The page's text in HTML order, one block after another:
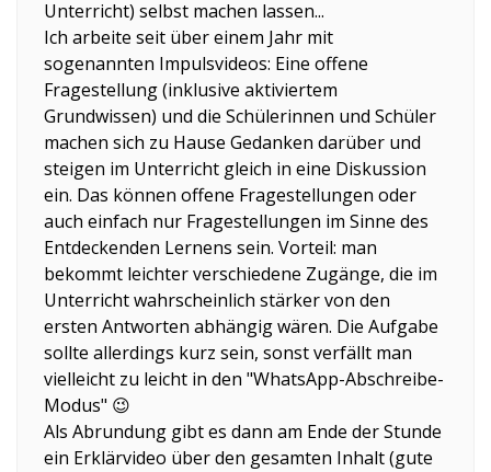
Unterricht) selbst machen lassen...
Ich arbeite seit über einem Jahr mit
sogenannten Impulsvideos: Eine offene
Fragestellung (inklusive aktiviertem
Grundwissen) und die Schülerinnen und Schüler
machen sich zu Hause Gedanken darüber und
steigen im Unterricht gleich in eine Diskussion
ein. Das können offene Fragestellungen oder
auch einfach nur Fragestellungen im Sinne des
Entdeckenden Lernens sein. Vorteil: man
bekommt leichter verschiedene Zugänge, die im
Unterricht wahrscheinlich stärker von den
ersten Antworten abhängig wären. Die Aufgabe
sollte allerdings kurz sein, sonst verfällt man
vielleicht zu leicht in den "WhatsApp-Abschreibe-
Modus" 😉
Als Abrundung gibt es dann am Ende der Stunde
ein Erklärvideo über den gesamten Inhalt (gute